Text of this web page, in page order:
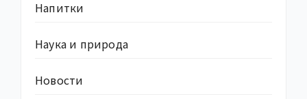
Напитки
Наука и природа
Новости